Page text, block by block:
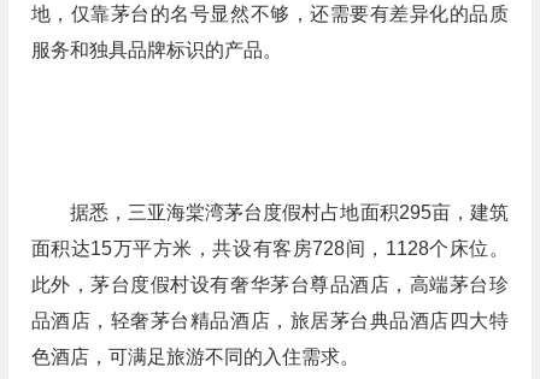
地，仅靠茅台的名号显然不够，还需要有差异化的品质
服务和独具品牌标识的产品。
据悉，三亚海棠湾茅台度假村占地面积295亩，建筑
面积达15万平方米，共设有客房728间，1128个床位。
此外，茅台度假村设有奢华茅台尊品酒店，高端茅台珍
品酒店，轻奢茅台精品酒店，旅居茅台典品酒店四大特
色酒店，可满足旅游不同的入住需求。